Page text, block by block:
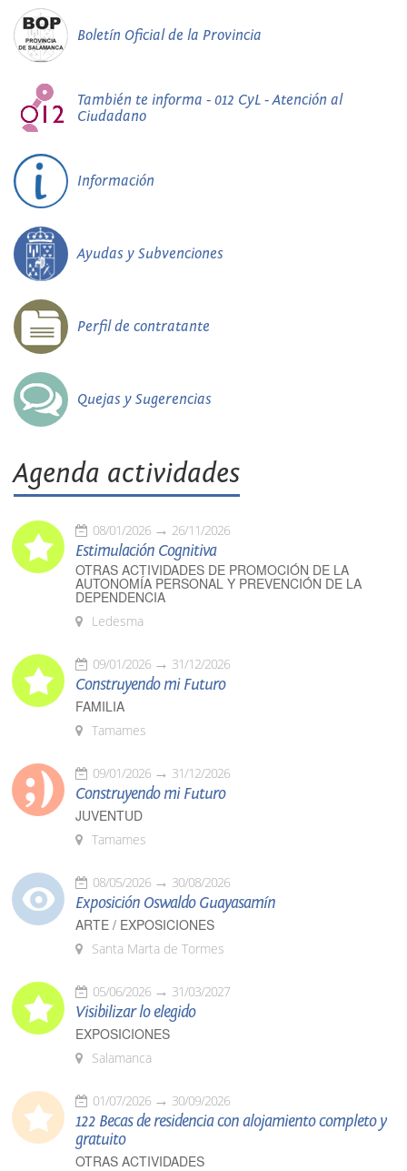
Boletín Oficial de la Provincia
También te informa - 012 CyL - Atención al
Ciudadano
Información
Ayudas y Subvenciones
Perfil de contratante
Quejas y Sugerencias
Agenda actividades
08/01/2026 26/11/2026
Estimulación Cognitiva
OTRAS ACTIVIDADES DE PROMOCIÓN DE LA
AUTONOMÍA PERSONAL Y PREVENCIÓN DE LA
DEPENDENCIA
Ledesma
09/01/2026 31/12/2026
Construyendo mi Futuro
FAMILIA
Tamames
09/01/2026 31/12/2026
Construyendo mi Futuro
JUVENTUD
Tamames
08/05/2026 30/08/2026
Exposición Oswaldo Guayasamín
ARTE / EXPOSICIONES
Santa Marta de Tormes
05/06/2026 31/03/2027
Visibilizar lo elegido
EXPOSICIONES
Salamanca
01/07/2026 30/09/2026
122 Becas de residencia con alojamiento completo y
gratuito
OTRAS ACTIVIDADES